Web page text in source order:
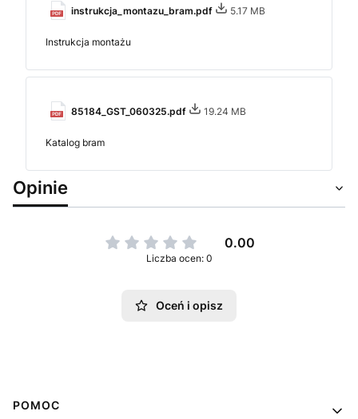
instrukcja_montazu_bram.pdf 5.17 MB
Instrukcja montażu
85184_GST_060325.pdf 19.24 MB
Katalog bram
Opinie
0.00
Liczba ocen: 0
Oceń i opisz
Linki w stopce
POMOC